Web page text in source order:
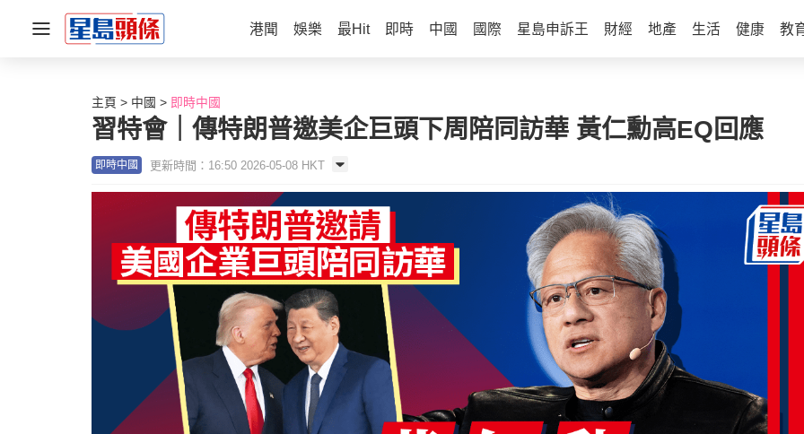
港聞 娛樂 最Hit 即時 中國 國際 星島申訴王 財經 地產 生活 健康 教
主頁 中國 即時中國
習特會｜傳特朗普邀美企巨頭下周陪同訪華 黃仁勳高EQ回應
即時中國 更新時間：16:50 2026-05-08 HKT